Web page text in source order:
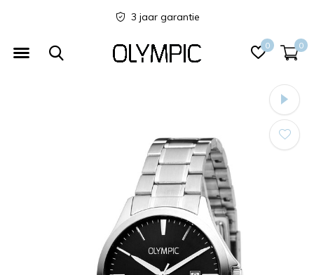
0 0
3 jaar garantie